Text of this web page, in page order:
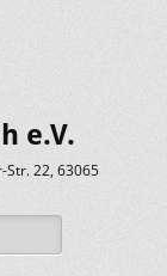
e.V.
Str. 22, 63065